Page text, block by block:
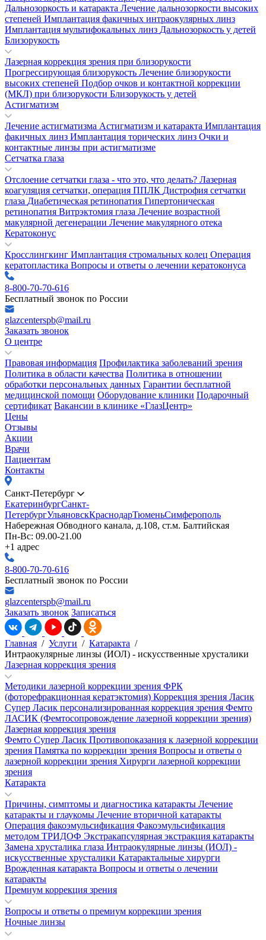
Дальнозоркость и катаракта Лечение дальнозоркости высоких
степеней Имплантация факичных интраокулярных линз
Имплантация мультифокальных линз Дальнозоркость у детей
Близорукость
Лазерная коррекция зрения при близорукости
Прогрессирующая близорукость Лечение близорукости
высоких степеней Подбор очков и контактной коррекции
(МКЛ) при близорукости Близорукость у детей
Астигматизм
Лечение астигматизма Астигматизм и катаракта Имплантация
факичных линз Имплантация торических линз Очки и
контактные линзы при астигматизме
Сетчатка глаза
Отслоение сетчатки глаза - что это, что делать? Лазерная
коагуляция сетчатки, операция ППЛК Дистрофия сетчатки
глаза Диабетическая ретинопатия Гипертоническая
ретинопатия Витрэктомия глаза Лечение возрастной
макулярной дегенерации Лечение макулярного отека
Кератоконус
Кросслингкинг Имплантация стромальных колец Операция
кератопластика Вопросы и ответы о лечении кератоконуса
8-800-70-70-616
Бесплатный звонок по России
glazcenterspb@mail.ru
Заказать звонок
О центре
Правовая информация Профилактика заболеваний зрения
Политика в области качества Политика в отношении
обработки персональных данных Гарантии бесплатной
медицинской помощи Оборудование клиники Подарочный
сертификат Вакансии в клинике «ГлазЦентр»
Цены
Отзывы
Акции
Врачи
Пациентам
Контакты
Санкт-Петербург
ЕкатеринбургСанкт-
ПетербургУльяновскКраснодарТюменьСимферополь
Набережная Обводного канала, д.108, ст.м. Балтийская
Пн-Вс: 09.00-21.00
+1 адрес
8-800-70-70-616
Бесплатный звонок по России
glazcenterspb@mail.ru
Заказать звонок Записаться
Главная / Услуги / Катаракта /
Интраокулярные линзы (ИОЛ) - искусственные хрусталики
Лазерная коррекция зрения
Методики лазерной коррекции зрения ФРК
(фоторефракционная кератэктомия) Коррекция зрения Ласик
Супер Ласик персонализированная коррекция зрения Фемто
ЛАСИК (Фемтосопровождение лазерной коррекции зрения)
Лазерная коррекция зрения
Фемто Супер Ласик Противопоказания к лазерной коррекции
зрения Памятка по коррекции зрения Вопросы и ответы о
лазерной коррекции зрения Хирурги лазерной коррекции
зрения
Катаракта
Причины, симптомы и диагностика катаракты Лечение
катаракты и глаукомы Лечение вторичной катаракты
Операция факоэмульсификация Факоэмульсификация
методом ТРИДОФ Экстракапсулярная экстракция катаракты
Замена хрусталика глаза Интраокулярные линзы (ИОЛ) -
искусственные хрусталики Катарактальные хирурги
Врожденная катаракта Вопросы и ответы о лечении
катаракты
Премиум коррекция зрения
Вопросы и ответы о премиум коррекции зрения
Ночные линзы